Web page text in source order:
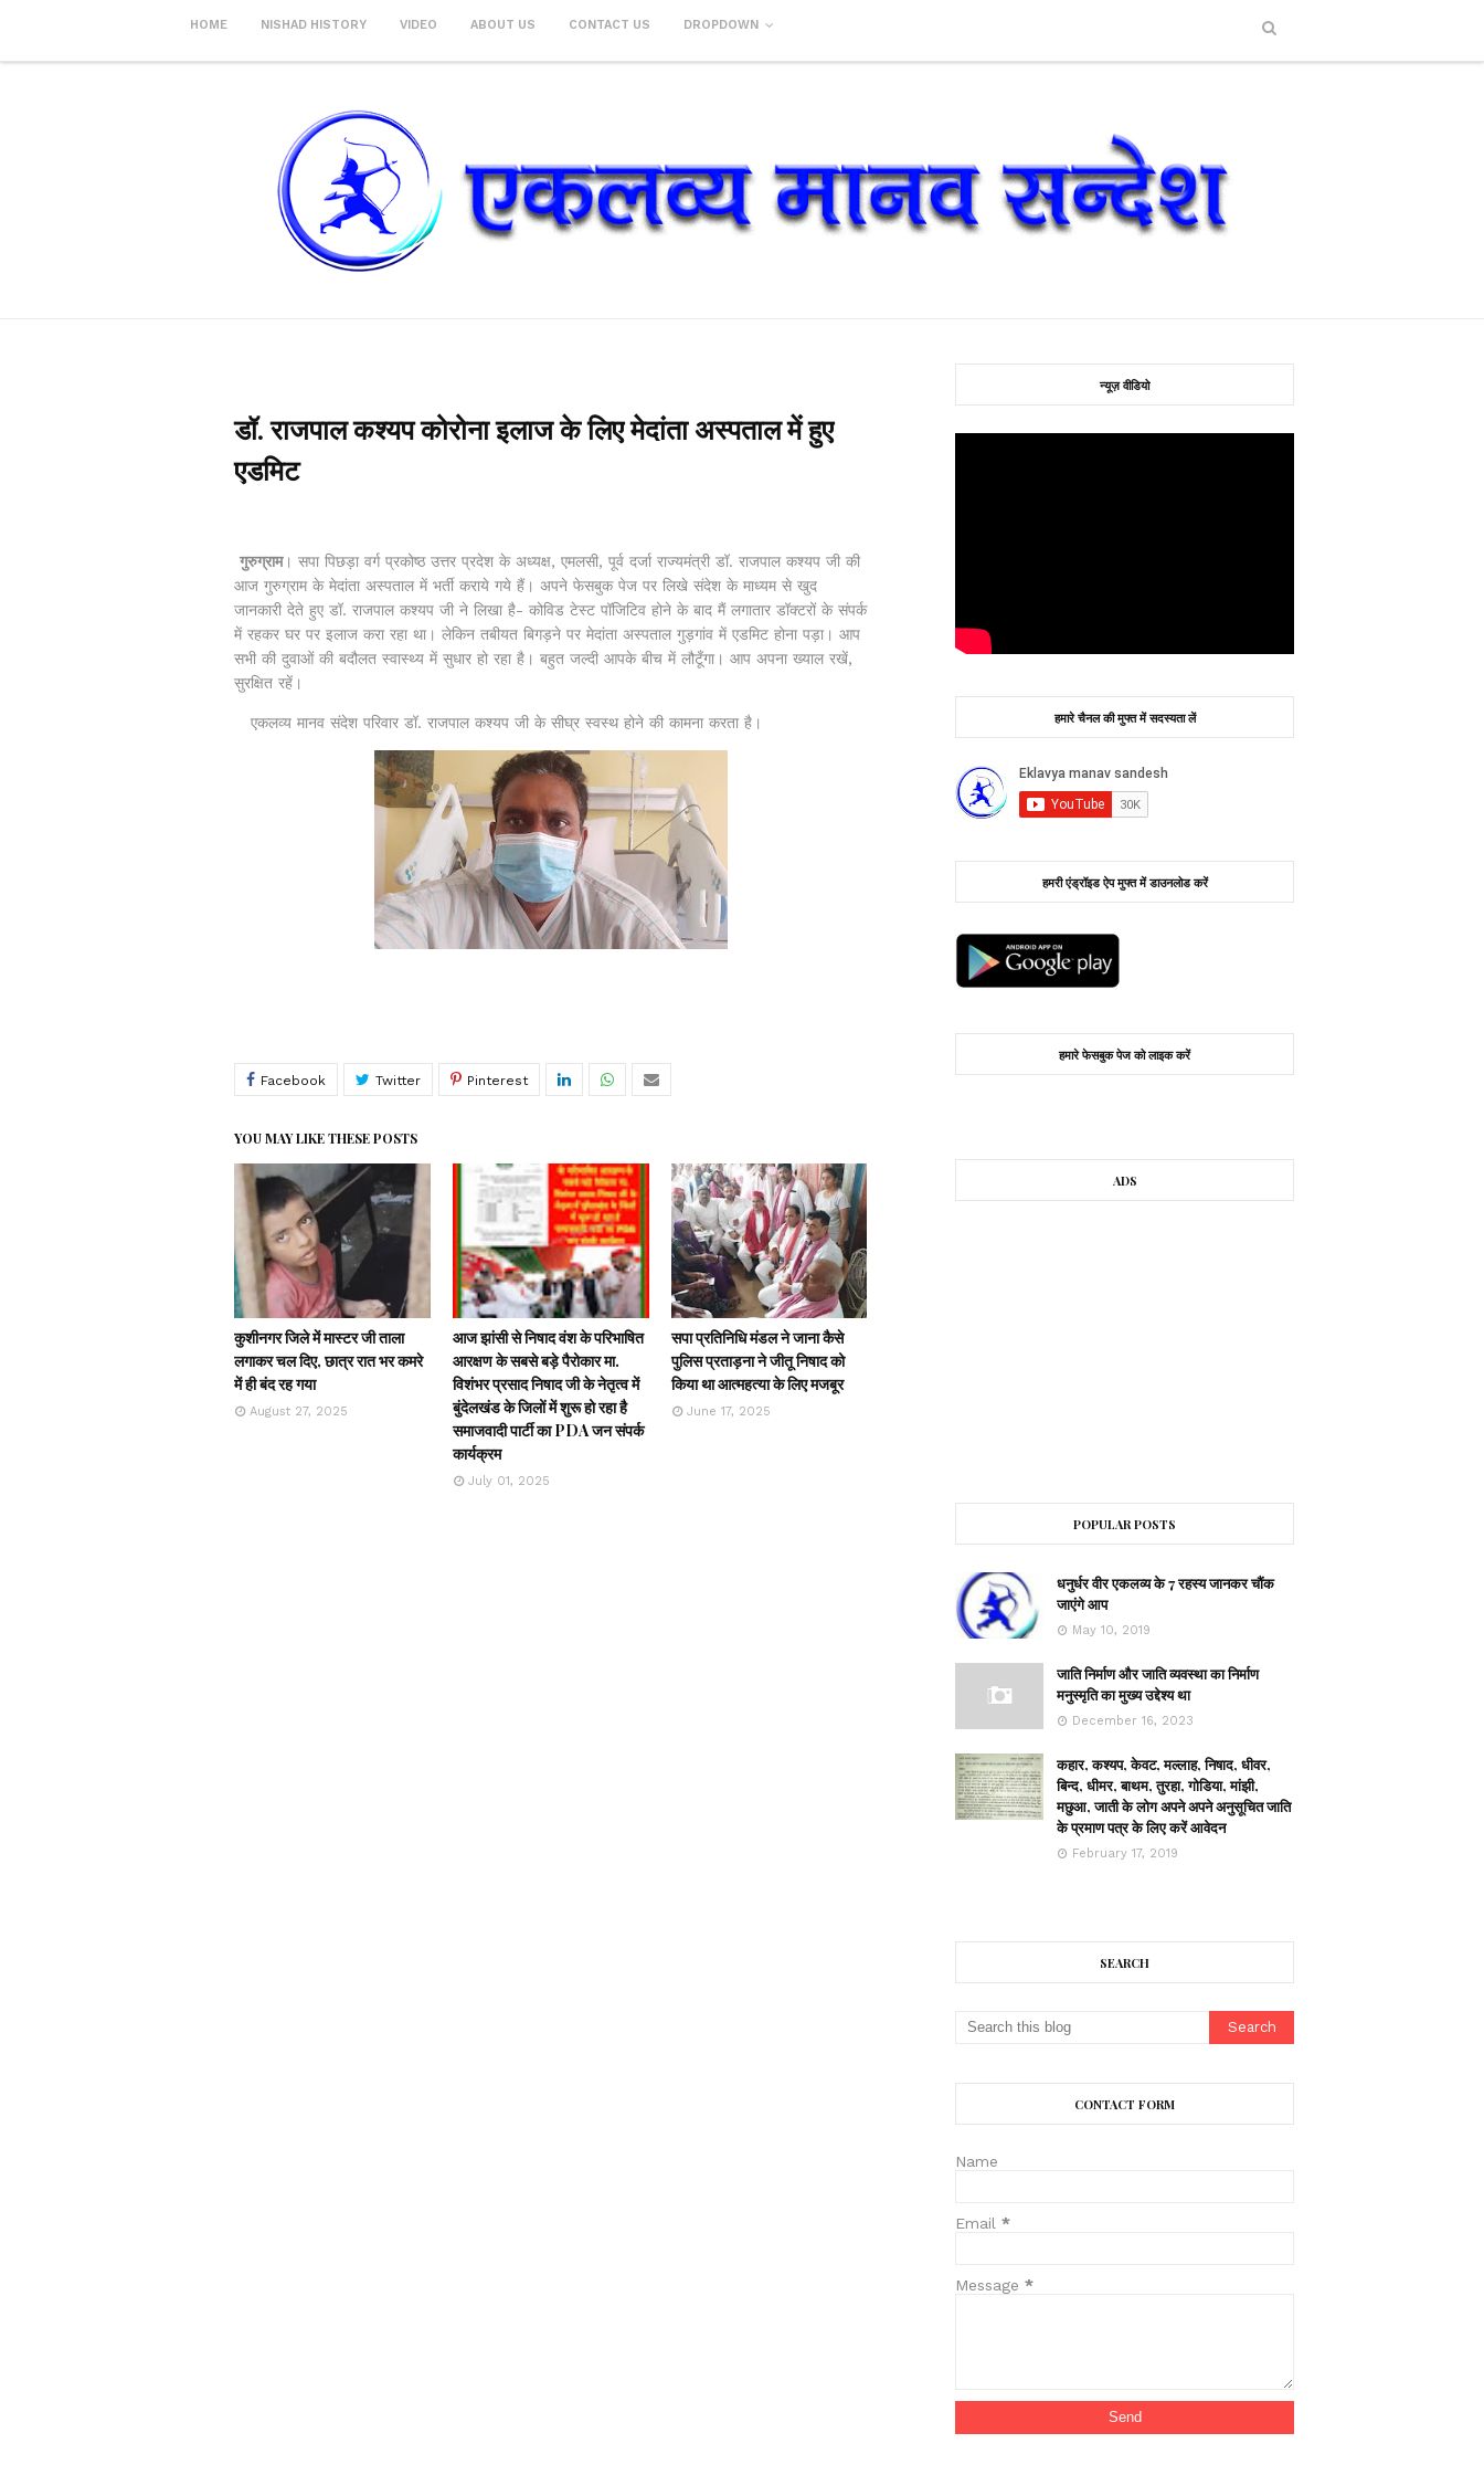
HOME NISHAD HISTORY VIDEO ABOUT US CONTACT US DROPDOWN
डॉ. राजपाल कश्यप कोरोना इलाज के लिए मेदांता अस्पताल में हुए
एडमिट
गुरुग्राम। सपा पिछड़ा वर्ग प्रकोष्ठ उत्तर प्रदेश के अध्यक्ष, एमलसी, पूर्व दर्जा राज्यमंत्री डॉ. राजपाल कश्यप जी की
आज गुरुग्राम के मेदांता अस्पताल में भर्ती कराये गये हैं। अपने फेसबुक पेज पर लिखे संदेश के माध्यम से खुद
जानकारी देते हुए डॉ. राजपाल कश्यप जी ने लिखा है- कोविड टेस्ट पॉजिटिव होने के बाद मैं लगातार डॉक्टरों के संपर्क
में रहकर घर पर इलाज करा रहा था। लेकिन तबीयत बिगड़ने पर मेदांता अस्पताल गुड़गांव में एडमिट होना पड़ा। आप
सभी की दुवाओं की बदौलत स्वास्थ्य में सुधार हो रहा है। बहुत जल्दी आपके बीच में लौटूँगा। आप अपना ख्याल रखें,
सुरक्षित रहें।
एकलव्य मानव संदेश परिवार डॉ. राजपाल कश्यप जी के सीघ्र स्वस्थ होने की कामना करता है।
YOU MAY LIKE THESE POSTS
कुशीनगर जिले में मास्टर जी ताला
लगाकर चल दिए, छात्र रात भर कमरे
में ही बंद रह गया
August 27, 2025
आज झांसी से निषाद वंश के परिभाषित
आरक्षण के सबसे बड़े पैरोकार मा.
विशंभर प्रसाद निषाद जी के नेतृत्व में
बुंदेलखंड के जिलों में शुरू हो रहा है
समाजवादी पार्टी का PDA जन संपर्क
कार्यक्रम
July 01, 2025
सपा प्रतिनिधि मंडल ने जाना कैसे
पुलिस प्रताड़ना ने जीतू निषाद को
किया था आत्महत्या के लिए मजबूर
June 17, 2025
न्यूज़ वीडियो
हमारे चैनल की मुफ्त में सदस्यता लें
हमरी एंड्रॉइड ऐप मुफ्त में डाउनलोड करें
हमारे फेसबुक पेज को लाइक करें
ADS
POPULAR POSTS
धनुर्धर वीर एकलव्य के 7 रहस्य जानकर चौंक
जाएंगे आप
May 10, 2019
जाति निर्माण और जाति व्यवस्था का निर्माण
मनुस्मृति का मुख्य उद्देश्य था
December 16, 2023
कहार, कश्यप, केवट, मल्लाह, निषाद, धीवर,
बिन्द, धीमर, बाथम, तुरहा, गोडिया, मांझी,
मछुआ, जाती के लोग अपने अपने अनुसूचित जाति
के प्रमाण पत्र के लिए करें आवेदन
February 17, 2019
SEARCH
CONTACT FORM
Name
Email*
Message*